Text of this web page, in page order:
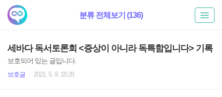
분류 전체보기 (136)
세바다 독서토론회 <증상이 아니라 독특함입니다> 기록
보호되어 있는 글입니다.
보호글 2021. 5. 9. 18:28